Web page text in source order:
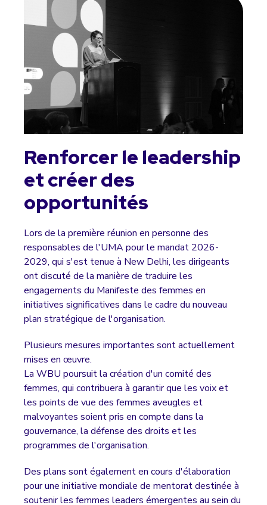
Renforcer le leadership
et créer des
opportunités
Lors de la première réunion en personne des
responsables de l'UMA pour le mandat 2026-
2029, qui s'est tenue à New Delhi, les dirigeants
ont discuté de la manière de traduire les
engagements du Manifeste des femmes en
initiatives significatives dans le cadre du nouveau
plan stratégique de l'organisation.
Plusieurs mesures importantes sont actuellement
mises en œuvre.
La WBU poursuit la création d'un comité des
femmes, qui contribuera à garantir que les voix et
les points de vue des femmes aveugles et
malvoyantes soient pris en compte dans la
gouvernance, la défense des droits et les
programmes de l'organisation.
Des plans sont également en cours d'élaboration
pour une initiative mondiale de mentorat destinée à
soutenir les femmes leaders émergentes au sein du